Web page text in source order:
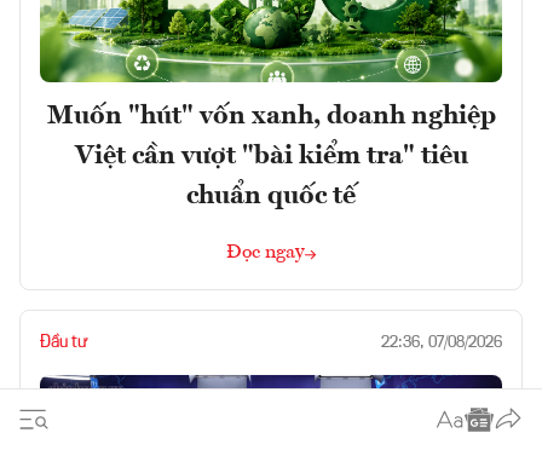
Muốn "hút" vốn xanh, doanh nghiệp
Việt cần vượt "bài kiểm tra" tiêu
chuẩn quốc tế
Đọc ngay
Đầu tư 22:36, 07/08/2026